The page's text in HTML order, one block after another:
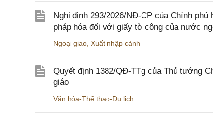
Nghị định 293/2026/NĐ-CP của Chính
pháp hóa đối với giấy tờ công của nước
Ngoại giao Xuất nhập cảnh
Quyết định 1382/QĐ-TTg của Thủ tướng
giáo
Văn hóa-Thể thao-Du lịch